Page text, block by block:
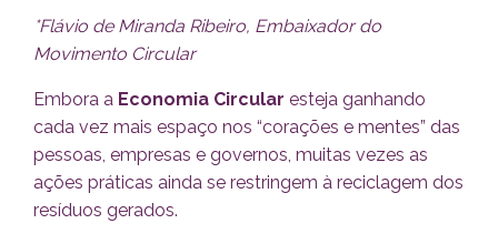
*Flávio de Miranda Ribeiro, Embaixador do
Movimento Circular
Embora a Economia Circular esteja ganhando
cada vez mais espaço nos “corações e mentes” das
pessoas, empresas e governos, muitas vezes as
ações práticas ainda se restringem à reciclagem dos
resíduos gerados.